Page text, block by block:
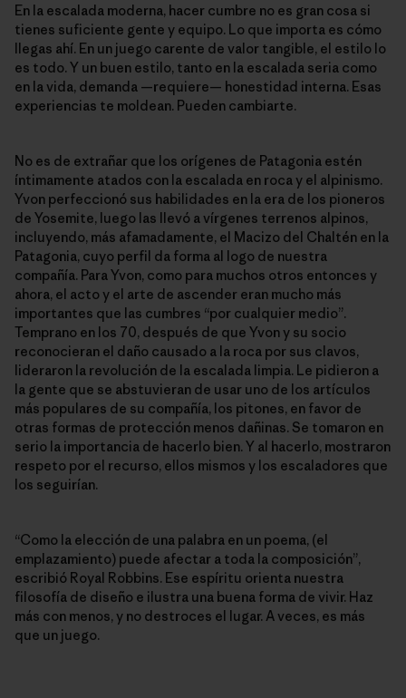
En la escalada moderna, hacer cumbre no es gran cosa si
tienes suficiente gente y equipo. Lo que importa es cómo
llegas ahí. En un juego carente de valor tangible, el estilo lo
es todo. Y un buen estilo, tanto en la escalada seria como
en la vida, demanda —requiere— honestidad interna. Esas
experiencias te moldean. Pueden cambiarte.
No es de extrañar que los orígenes de Patagonia estén
íntimamente atados con la escalada en roca y el alpinismo.
Yvon perfeccionó sus habilidades en la era de los pioneros
de Yosemite, luego las llevó a vírgenes terrenos alpinos,
incluyendo, más afamadamente, el Macizo del Chaltén en la
Patagonia, cuyo perfil da forma al logo de nuestra
compañía. Para Yvon, como para muchos otros entonces y
ahora, el acto y el arte de ascender eran mucho más
importantes que las cumbres “por cualquier medio”.
Temprano en los 70, después de que Yvon y su socio
reconocieran el daño causado a la roca por sus clavos,
lideraron la revolución de la escalada limpia. Le pidieron a
la gente que se abstuvieran de usar uno de los artículos
más populares de su compañía, los pitones, en favor de
otras formas de protección menos dañinas. Se tomaron en
serio la importancia de hacerlo bien. Y al hacerlo, mostraron
respeto por el recurso, ellos mismos y los escaladores que
los seguirían.
“Como la elección de una palabra en un poema, (el
emplazamiento) puede afectar a toda la composición”,
escribió Royal Robbins. Ese espíritu orienta nuestra
filosofía de diseño e ilustra una buena forma de vivir. Haz
más con menos, y no destroces el lugar. A veces, es más
que un juego.